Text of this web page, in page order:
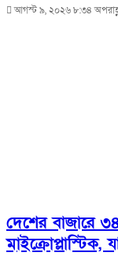
আগস্ট ৯, ২০২৬ ৮:৩৪
দেশের বাজারে
মাইক্রোপ্লাস্টিক,